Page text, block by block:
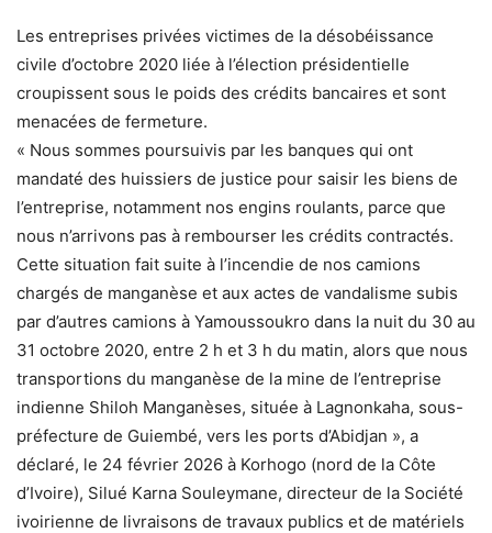
Les entreprises privées victimes de la désobéissance
civile d’octobre 2020 liée à l’élection présidentielle
croupissent sous le poids des crédits bancaires et sont
menacées de fermeture.
« Nous sommes poursuivis par les banques qui ont
mandaté des huissiers de justice pour saisir les biens de
l’entreprise, notamment nos engins roulants, parce que
nous n’arrivons pas à rembourser les crédits contractés.
Cette situation fait suite à l’incendie de nos camions
chargés de manganèse et aux actes de vandalisme subis
par d’autres camions à Yamoussoukro dans la nuit du 30 au
31 octobre 2020, entre 2 h et 3 h du matin, alors que nous
transportions du manganèse de la mine de l’entreprise
indienne Shiloh Manganèses, située à Lagnonkaha, sous-
préfecture de Guiembé, vers les ports d’Abidjan », a
déclaré, le 24 février 2026 à Korhogo (nord de la Côte
d’Ivoire), Silué Karna Souleymane, directeur de la Société
ivoirienne de livraisons de travaux publics et de matériels